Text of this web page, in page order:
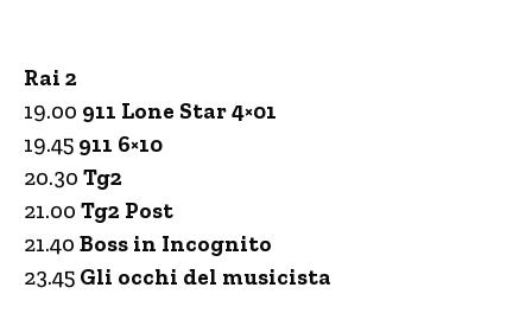
Rai 2
19.00 911 Lone Star 4×01
19.45 911 6×10
20.30 Tg2
21.00 Tg2 Post
21.40 Boss in Incognito
23.45 Gli occhi del musicista